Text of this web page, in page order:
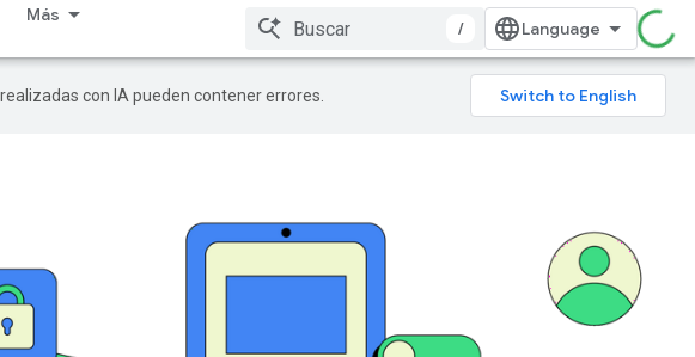
Más
/
con IA pueden contener errores.